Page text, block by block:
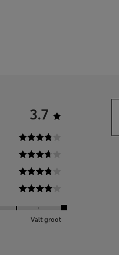
3.7
Valt groot